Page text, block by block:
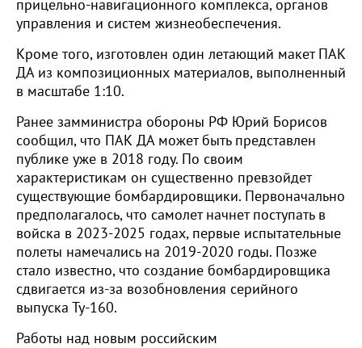
прицельно-навигационного комплекса, органов
управления и систем жизнеобеспечения.
Кроме того, изготовлен один летающий макет ПАК
ДА из композиционных материалов, выполненный
в масштабе 1:10.
Ранее замминистра обороны РФ Юрий Борисов
сообщил, что ПАК ДА может быть представлен
публике уже в 2018 году. По своим
характеристикам он существенно превзойдет
существующие бомбардировщики. Первоначально
предполагалось, что самолет начнет поступать в
войска в 2023-2025 годах, первые испытательные
полеты намечались на 2019-2020 годы. Позже
стало известно, что создание бомбардировщика
сдвигается из-за возобновления серийного
выпуска Ту-160.
Работы над новым российским